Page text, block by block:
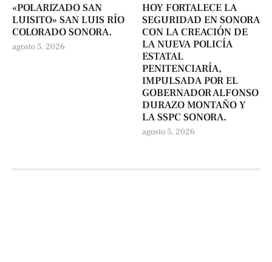
«POLARIZADO SAN
LUISITO» SAN LUIS RÍO
COLORADO SONORA.
agosto 5, 2026
HOY FORTALECE LA
SEGURIDAD EN SONORA
CON LA CREACIÓN DE
LA NUEVA POLICÍA
ESTATAL
PENITENCIARÍA,
IMPULSADA POR EL
GOBERNADOR ALFONSO
DURAZO MONTAÑO Y
LA SSPC SONORA.
agosto 5, 2026